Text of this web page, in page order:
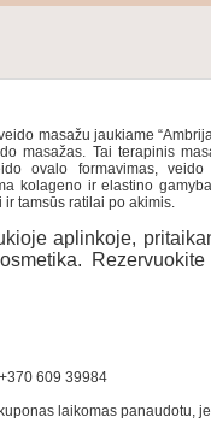
masažu jaukiame
masažas. Tai terapinis
ovalo formavimas,
kolageno ir elastino
ir tamsūs ratilai po akimis.
aplinkoje,
+370 609 39984
laikomas panaudotu,